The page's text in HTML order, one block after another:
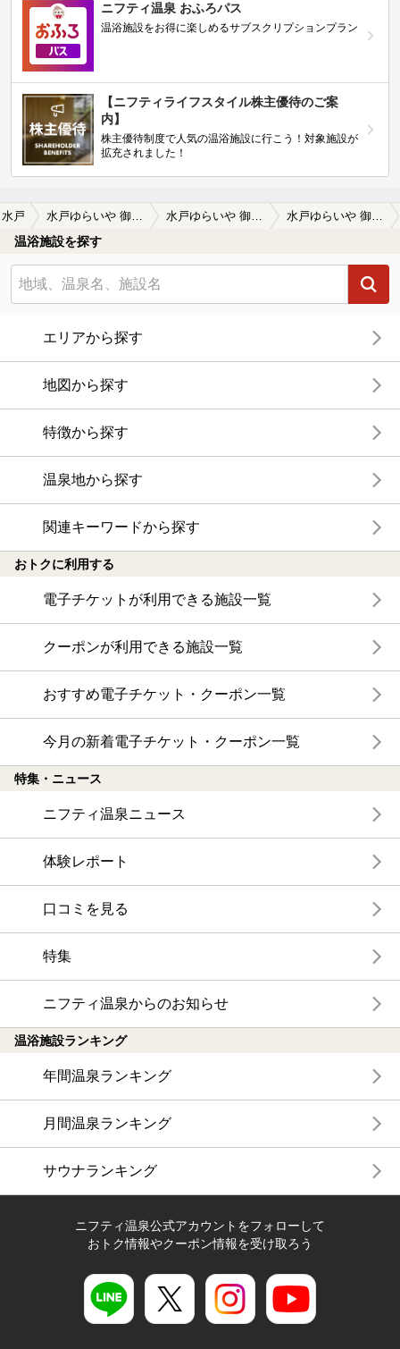
ニフティ温泉 おふろパス
温浴施設をお得に楽しめるサブスクリプションプラン
【ニフティライフスタイル株主優待のご案
内】
株主優待制度で人気の温浴施設に行こう！対象施設が
拡充されました！
水戸 水戸ゆらいや 御老公の湯（閉館しました） 水戸ゆらいや 御老公の湯（閉館しました）の口コミ一覧 水戸ゆらいや 御老公の湯（閉館しました）の口コミ 行って来ました！
温浴施設を探す
エリアから探す
地図から探す
特徴から探す
温泉地から探す
関連キーワードから探す
おトクに利用する
電子チケットが利用できる施設一覧
クーポンが利用できる施設一覧
おすすめ電子チケット・クーポン一覧
今月の新着電子チケット・クーポン一覧
特集・ニュース
ニフティ温泉ニュース
体験レポート
口コミを見る
特集
ニフティ温泉からのお知らせ
温浴施設ランキング
年間温泉ランキング
月間温泉ランキング
サウナランキング
ニフティ温泉公式アカウントをフォローして
おトク情報やクーポン情報を受け取ろう